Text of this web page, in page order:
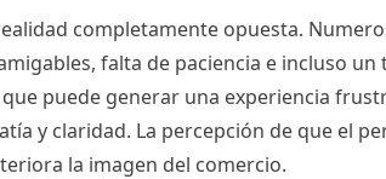
completamente opuesta.
falta de paciencia e incluso
puede generar una experiencia
y claridad. La percepción de que el
la imagen del comercio.